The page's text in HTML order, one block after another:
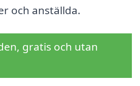
och anställda.
gratis och utan